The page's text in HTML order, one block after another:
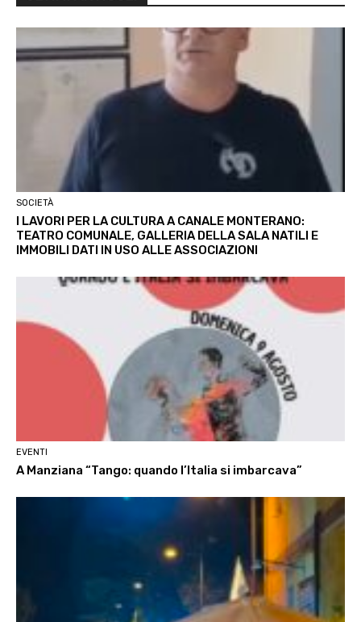
SOCIETÀ
I LAVORI PER LA CULTURA A CANALE MONTERANO:
TEATRO COMUNALE, GALLERIA DELLA SALA NATILI E
IMMOBILI DATI IN USO ALLE ASSOCIAZIONI
EVENTI
A Manziana “Tango: quando l’Italia si imbarcava”